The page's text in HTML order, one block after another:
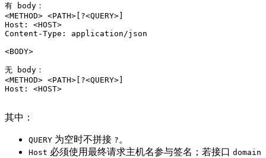
有 body：
<METHOD> <PATH>[?<QUERY>]
Host: <HOST>
Content-Type: application/json
<BODY>
无 body：
<METHOD> <PATH>[?<QUERY>]
Host: <HOST>
其中：
QUERY 为空时不拼接 ? 。
Host 必须使用最终请求主机名参与签名；若接口 domain